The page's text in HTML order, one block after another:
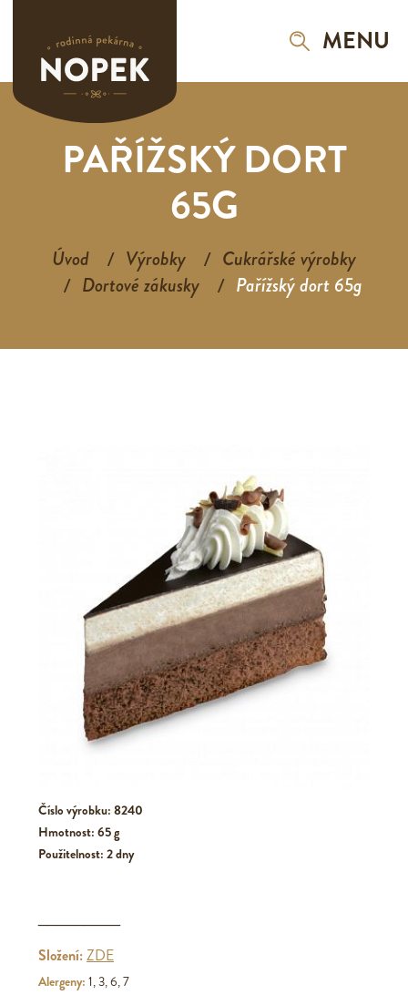
MENU
PAŘÍŽSKÝ DORT
65G
Úvod Výrobky
Cukrářské výrobky
Dortové zákusky
Pařížský dort 65g
Číslo výrobku: 8240
Hmotnost: 65 g
Použitelnost: 2 dny
Složení:ZDE
Alergeny: 1, 3, 6, 7